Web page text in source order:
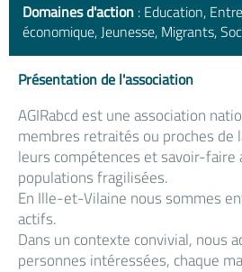
Domaines d'action : Education,
économique, Jeunesse, Migrants,
Présentation de l'association
AGIRabcd est une association
membres retraités ou proches
leurs compétences et savoir-faire
populations fragilisées.
En Ille-et-Vilaine nous sommes
actifs.
Dans un contexte convivial, nous
personnes intéressées, chaque